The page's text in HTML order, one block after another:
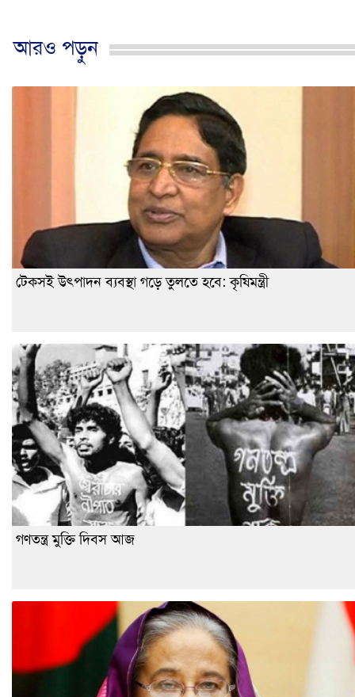
আরও পড়ুন
টেকসই উৎপাদন ব্যবস্থা গড়ে তুলতে হবে: কৃষিমন্ত্রী
গণতন্ত্র মুক্তি দিবস আজ